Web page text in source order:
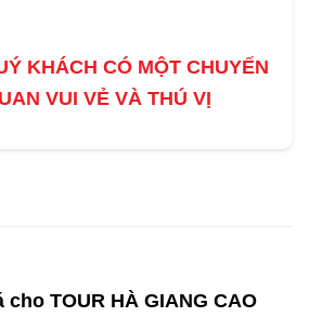
KHÁCH CÓ MỘT CHUYẾN
VUI VẺ VÀ THÚ VỊ
cho TOUR HÀ GIANG CAO